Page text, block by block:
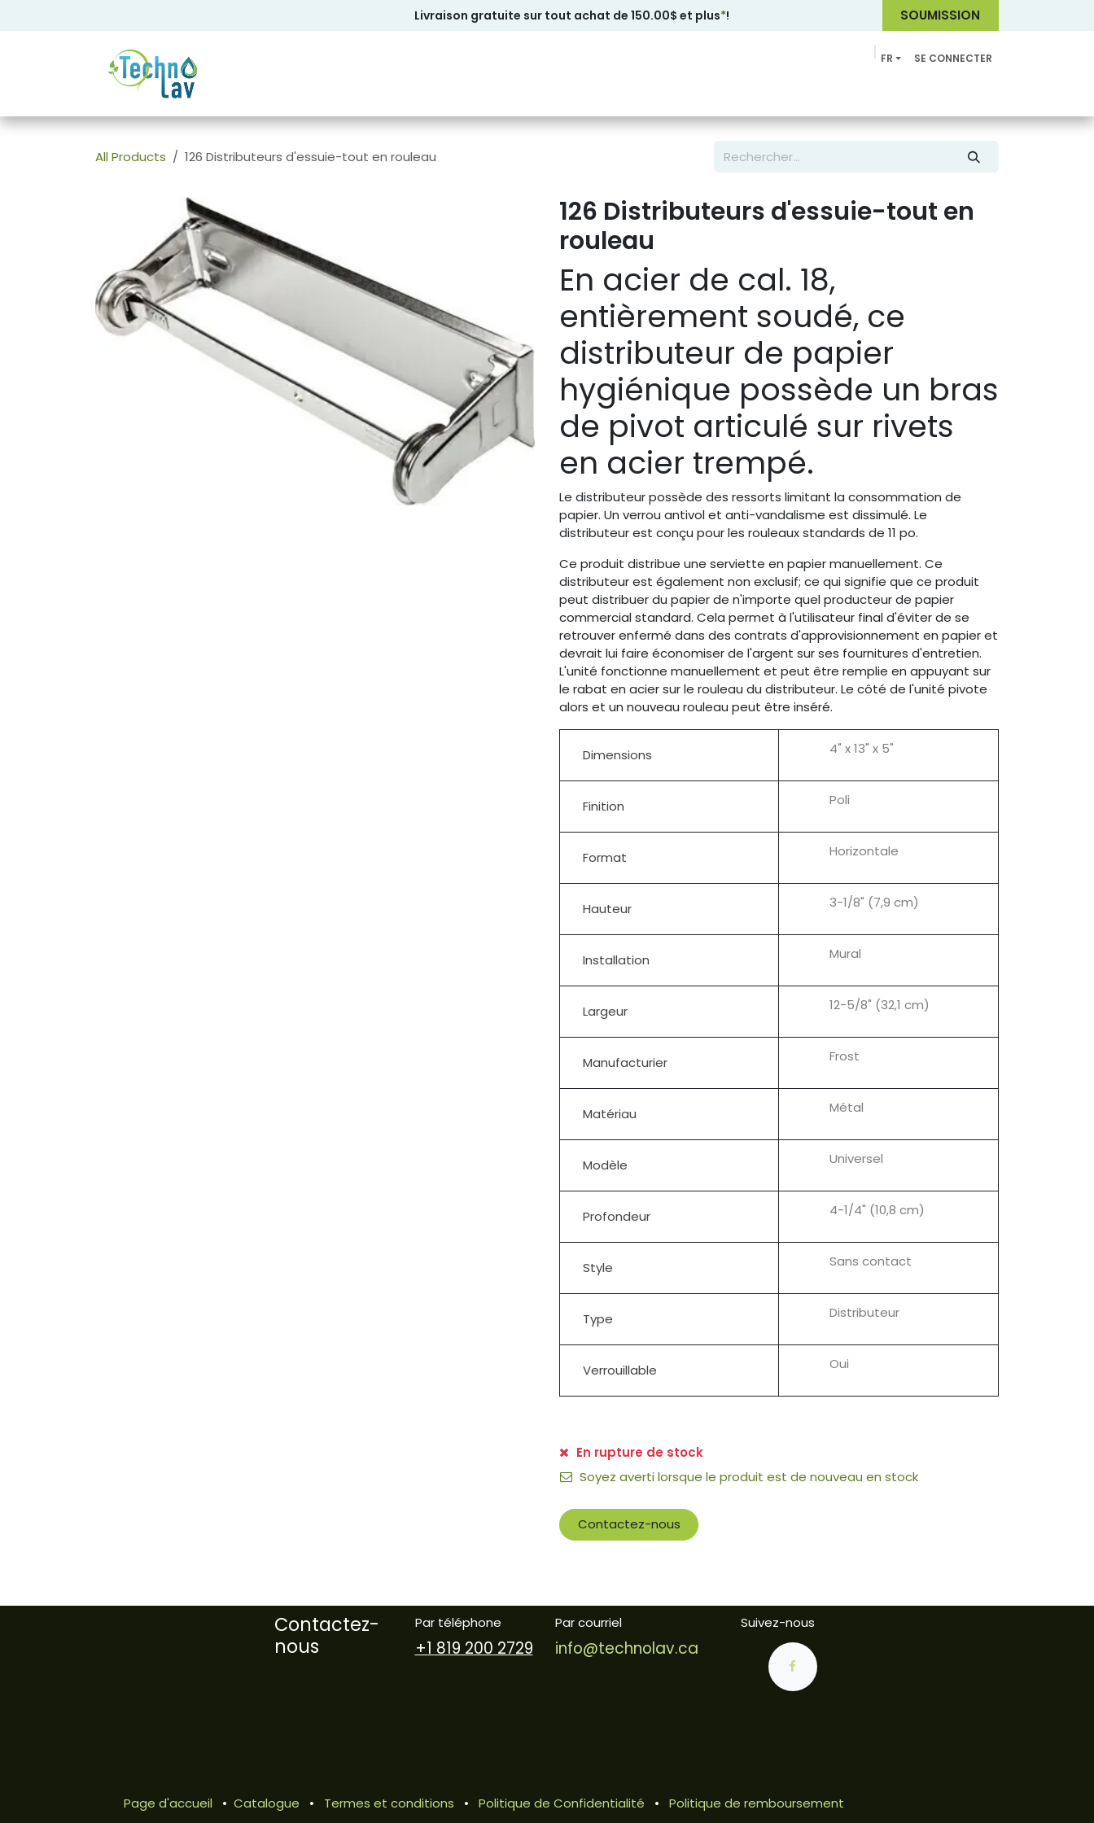
Livraison gratuite sur tout achat de 150.00$ et plus*! SOUMISSION
FR SE CONNECTER
All Products 126 Distributeurs d'essuie-tout en rouleau
126 Distributeurs d'essuie-tout en
rouleau
En acier de cal. 18,
entièrement soudé, ce
distributeur de papier
hygiénique possède un bras
de pivot articulé sur rivets
en acier trempé.
Le distributeur possède des ressorts limitant la consommation de
papier. Un verrou antivol et anti-vandalisme est dissimulé. Le
distributeur est conçu pour les rouleaux standards de 11 po.
Ce produit distribue une serviette en papier manuellement. Ce
distributeur est également non exclusif; ce qui signifie que ce produit
peut distribuer du papier de n'importe quel producteur de papier
commercial standard. Cela permet à l'utilisateur final d'éviter de se
retrouver enfermé dans des contrats d'approvisionnement en papier et
devrait lui faire économiser de l'argent sur ses fournitures d'entretien.
L'unité fonctionne manuellement et peut être remplie en appuyant sur
le rabat en acier sur le rouleau du distributeur. Le côté de l'unité pivote
alors et un nouveau rouleau peut être inséré.
Dimensions 4" x 13" x 5"
Finition Poli
Format Horizontale
Hauteur 3-1/8" (7,9 cm)
Installation Mural
Largeur 12-5/8" (32,1 cm)
Manufacturier Frost
Matériau Métal
Modèle Universel
Profondeur 4-1/4" (10,8 cm)
Style Sans contact
Type Distributeur
Verrouillable Oui
En rupture de stock
Soyez averti lorsque le produit est de nouveau en stock
Contactez-nous
Contactez-
nous
Par téléphone
+1 819 200 2729
Par courriel
info@technolav.ca
Suivez-nous
Page d'accueil • Catalogue • Termes et conditions • Politique de Confidentialité • Politique de remboursement